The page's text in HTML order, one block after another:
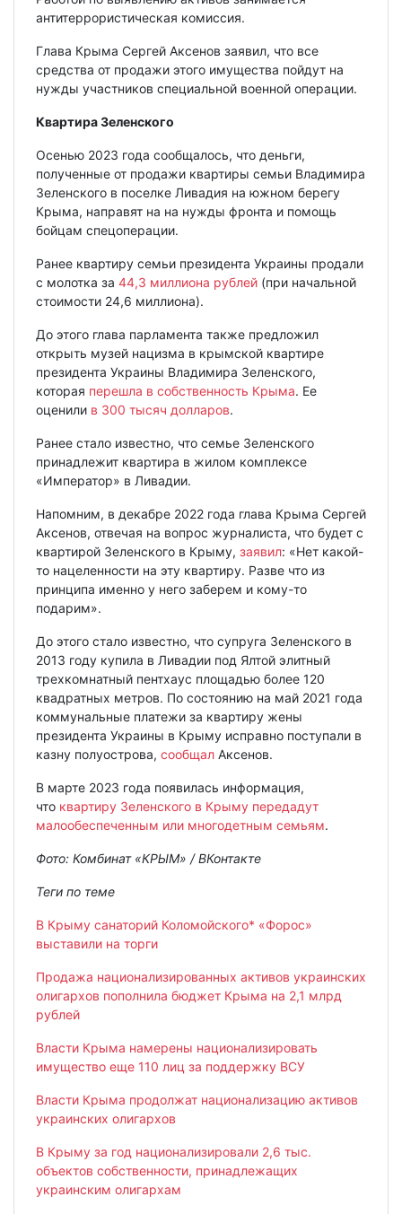
антитеррористическая комиссия.
Глава Крыма Сергей Аксенов заявил, что все
средства от продажи этого имущества пойдут на
нужды участников специальной военной операции.
Квартира Зеленского
Осенью 2023 года сообщалось, что деньги,
полученные от продажи квартиры семьи Владимира
Зеленского в поселке Ливадия на южном берегу
Крыма, направят на на нужды фронта и помощь
бойцам спецоперации.
Ранее квартиру семьи президента Украины продали
с молотка за 44,3 миллиона рублей (при начальной
стоимости 24,6 миллиона).
До этого глава парламента также предложил
открыть музей нацизма в крымской квартире
президента Украины Владимира Зеленского,
которая перешла в собственность Крыма. Ее
оценили в 300 тысяч долларов.
Ранее стало известно, что семье Зеленского
принадлежит квартира в жилом комплексе
«Император» в Ливадии.
Напомним, в декабре 2022 года глава Крыма Сергей
Аксенов, отвечая на вопрос журналиста, что будет с
квартирой Зеленского в Крыму, заявил: «Нет какой-
то нацеленности на эту квартиру. Разве что из
принципа именно у него заберем и кому-то
подарим».
До этого стало известно, что супруга Зеленского в
2013 году купила в Ливадии под Ялтой элитный
трехкомнатный пентхаус площадью более 120
квадратных метров. По состоянию на май 2021 года
коммунальные платежи за квартиру жены
президента Украины в Крыму исправно поступали в
казну полуострова, сообщал Аксенов.
В марте 2023 года появилась информация,
что квартиру Зеленского в Крыму передадут
малообеспеченным или многодетным семьям.
Фото: Комбинат «КРЫМ» / ВКонтакте
Теги по теме
В Крыму санаторий Коломойского* «Форос»
выставили на торги
Продажа национализированных активов украинских
олигархов пополнила бюджет Крыма на 2,1 млрд
рублей
Власти Крыма намерены национализировать
имущество еще 110 лиц за поддержку ВСУ
Власти Крыма продолжат национализацию активов
украинских олигархов
В Крыму за год национализировали 2,6 тыс.
объектов собственности, принадлежащих
украинским олигархам